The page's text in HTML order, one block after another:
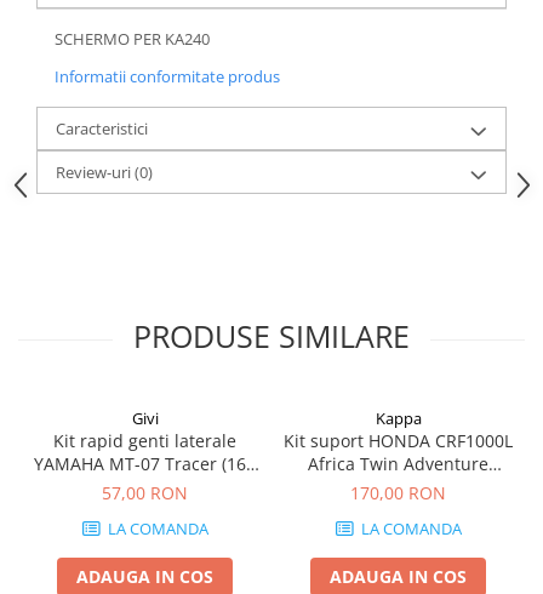
SCHERMO PER KA240
Informatii conformitate produs
Caracteristici
Review-uri(0)
PRODUSE SIMILARE
Givi
Kit rapid genti laterale
YAMAHA MT-07 Tracer (16 -
19)
57,00 RON
LA COMANDA
ADAUGA IN COS
Kappa
Kit suport HONDA CRF1000L
Africa Twin Adventure
Sports (18 - 19) CRF1000L
170,00 RON
LA COMANDA
ADAUGA IN COS